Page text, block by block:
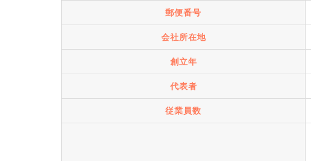
郵便番号
会社所在地
創立年
代表者
従業員数